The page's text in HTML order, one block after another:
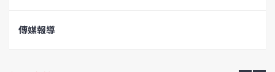
傳媒報導